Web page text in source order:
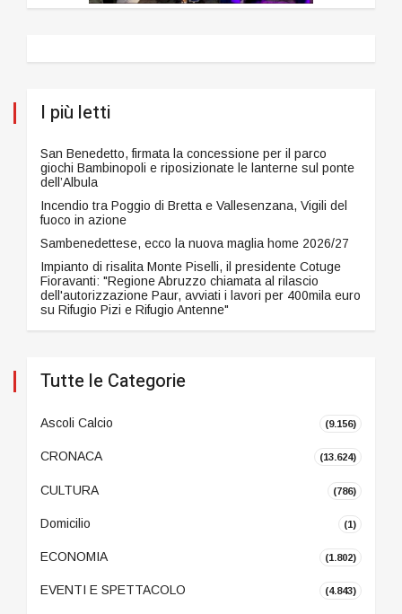
I più letti
San Benedetto, firmata la concessione per il parco
giochi Bambinopoli e riposizionate le lanterne sul ponte
dell’Albula
Incendio tra Poggio di Bretta e Vallesenzana, Vigili del
fuoco in azione
Sambenedettese, ecco la nuova maglia home 2026/27
Impianto di risalita Monte Piselli, il presidente Cotuge
Fioravanti: "Regione Abruzzo chiamata al rilascio
dell'autorizzazione Paur, avviati i lavori per 400mila euro
su Rifugio Pizi e Rifugio Antenne"
Tutte le Categorie
Ascoli Calcio (9.156)
CRONACA (13.624)
CULTURA (786)
Domicilio (1)
ECONOMIA (1.802)
EVENTI E SPETTACOLO (4.843)